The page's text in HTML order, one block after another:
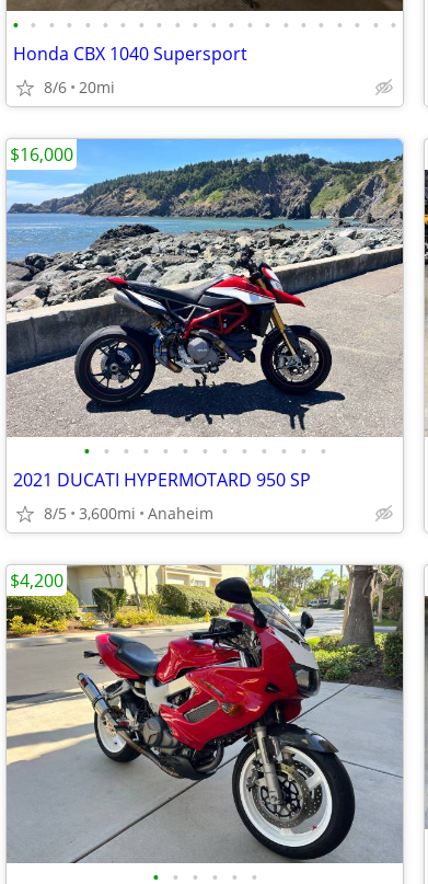
• • • • • • • • • • • • • • • • • • • • • •
Honda CBX 1040 Supersport
8/6 20mi
• • • • • • • • • • • • •
2021 DUCATI HYPERMOTARD 950 SP
8/5 3,600mi Anaheim
$16,000
• • • • • •
$4,200